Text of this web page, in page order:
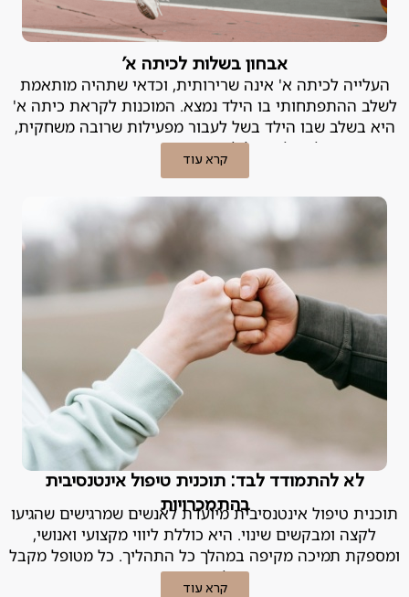
אבחון בשלות לכיתה א'
העלייה לכיתה א' אינה שרירותית, וכדאי שתהיה מותאמת
לשלב ההתפתחותי בו הילד נמצא. המוכנות לקראת כיתה א'
היא בשלב שבו הילד בשל לעבור מפעילות שרובה משחקית,
לפעילות של למידה מובנית ומסודרת.
קרא עוד
לא להתמודד לבד: תוכנית טיפול אינטנסיבית
בהתמכרויות
תוכנית טיפול אינטנסיבית מיועדת לאנשים שמרגישים שהגיעו
לקצה ומבקשים שינוי. היא כוללת ליווי מקצועי ואנושי,
ומספקת תמיכה מקיפה במהלך כל התהליך. כל מטופל מקבל
מעטפת טיפולית מותאמת אישית.
קרא עוד